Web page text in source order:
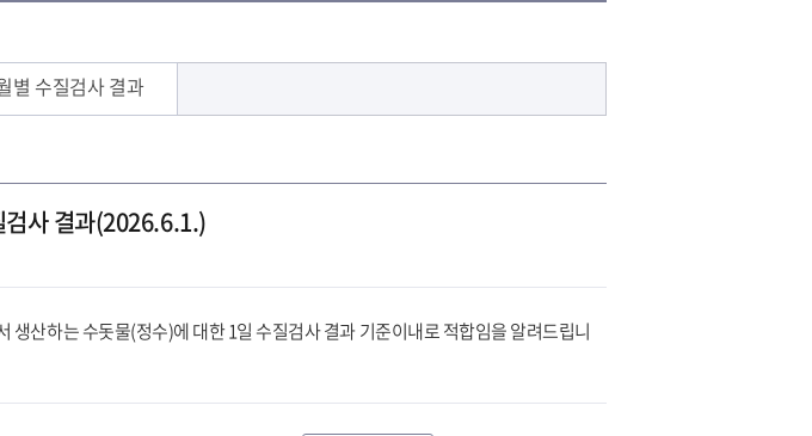
별 수질검사 결과
검사 결과(2026.6.1.)
생산하는 수돗물(정수)에 대한 1일 수질검사 결과 기준이내로 적합임을 알려드립니